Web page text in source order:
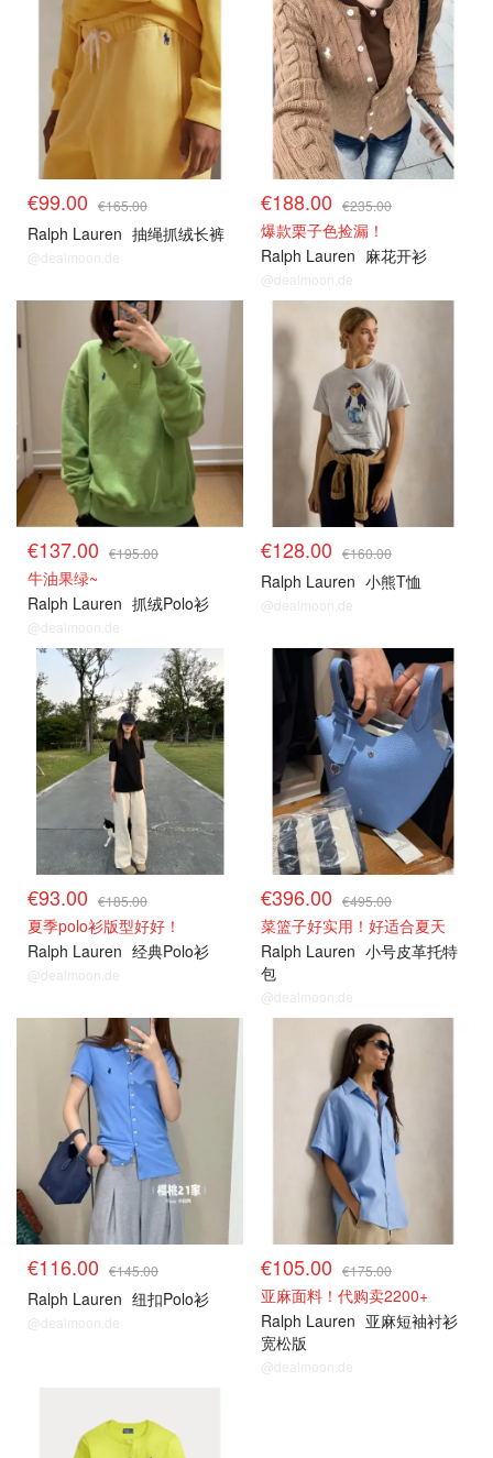
€99.00 €165.00
Ralph Lauren 抽绳抓绒长裤
@dealmoon.de
€188.00 €235.00
爆款栗子色捡漏！
Ralph Lauren 麻花开衫
@dealmoon.de
€137.00 €195.00
牛油果绿~
Ralph Lauren 抓绒Polo衫
@dealmoon.de
€128.00 €160.00
Ralph Lauren 小熊T恤
@dealmoon.de
€93.00 €185.00
夏季polo衫版型好好！
Ralph Lauren 经典Polo衫
@dealmoon.de
€396.00 €495.00
菜篮子好实用！好适合夏天
Ralph Lauren 小号皮革托特
包
@dealmoon.de
€116.00 €145.00
Ralph Lauren 纽扣Polo衫
@dealmoon.de
€105.00 €175.00
亚麻面料！代购卖2200+
Ralph Lauren 亚麻短袖衬衫
宽松版
@dealmoon.de